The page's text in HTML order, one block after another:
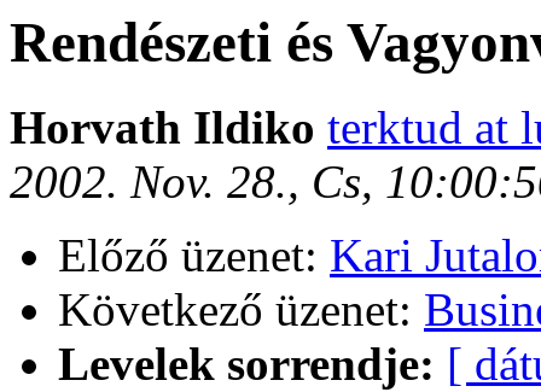
Rendészeti és
Horvath Ildiko terktud at
2002. Nov. 28., Cs,
Előző üzenet: Kari
Következő üzenet:
Levelek sorrendje: [